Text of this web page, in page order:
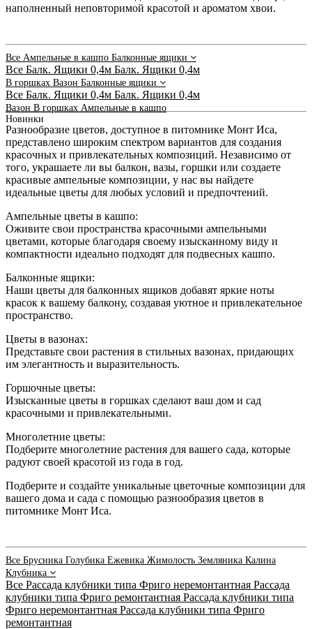
наполненный неповторимой красотой и ароматом хвои.
Все Ампельные в кашпо Балконные ящики
Все Балк. Ящики 0,4м Балк. Ящики 0,4м
В горшках Вазон Балконные ящики
Все Балк. Ящики 0,4м Балк. Ящики 0,4м
Вазон В горшках Ампельные в кашпо
Новинки
Разнообразие цветов, доступное в питомнике Монт Иса,
представлено широким спектром вариантов для создания
красочных и привлекательных композиций. Независимо от
того, украшаете ли вы балкон, вазы, горшки или создаете
красивые ампельные композиции, у нас вы найдете
идеальные цветы для любых условий и предпочтений.
Ампельные цветы в кашпо:
Оживите свои пространства красочными ампельными
цветами, которые благодаря своему изысканному виду и
компактности идеально подходят для подвесных кашпо.
Балконные ящики:
Наши цветы для балконных ящиков добавят яркие ноты
красок к вашему балкону, создавая уютное и привлекательное
пространство.
Цветы в вазонах:
Представьте свои растения в стильных вазонах, придающих
им элегантность и выразительность.
Горшочные цветы:
Изысканные цветы в горшках сделают ваш дом и сад
красочными и привлекательными.
Многолетние цветы:
Подберите многолетние растения для вашего сада, которые
радуют своей красотой из года в год.
Подберите и создайте уникальные цветочные композиции для
вашего дома и сада с помощью разнообразия цветов в
питомнике Монт Иса.
Все Брусника Голубика Ежевика Жимолость Земляника Калина
Клубника
Все Рассада клубники типа Фриго неремонтантная Рассада
клубники типа Фриго ремонтантная Рассада клубники типа
Фриго неремонтантная Рассада клубники типа Фриго
ремонтантная